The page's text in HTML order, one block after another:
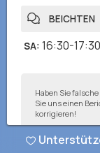
BEICHTEN
SA: 16:30-17:30
Haben Sie
Sie uns einen
korrigieren!